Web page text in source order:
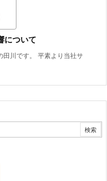
について
田川です。 平素より当社サ